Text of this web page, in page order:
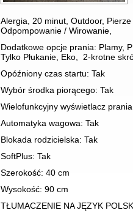
Alergia, 20 minut, Outdoor,
Odpompowanie / Wirowanie,
Dodatkowe opcje prania: Plamy,
Tylko Płukanie, Eko, 2-krotne
Opóźniony czas startu: Tak
Wybór środka piorącego: Tak
Wielofunkcyjny wyświetlacz
Automatyka wagowa: Tak
Blokada rodzicielska: Tak
SoftPlus: Tak
Szerokość: 40 cm
Wysokość: 90 cm
TŁUMACZENIE NA JĘZYK